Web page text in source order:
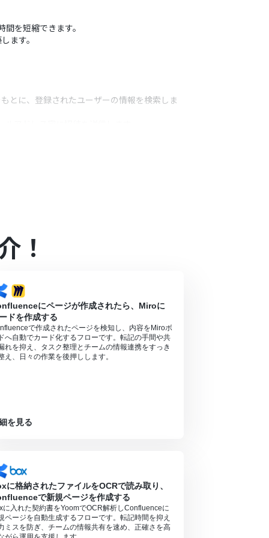
を短縮できます。
ます。
とに、登録されたユーザーの情報を検索しま
ミニプランの場合は設定しているフローボッ
には制限対象のアプリを使用することができ
！
にページが作成されたら、Miroに
ドを作成する
で作成されたページを検知し、内容をMiroボ
へ自動でカード化するフローです。転記の手間や共
れを抑え、タスク整理とチームの情報連携をすっき
え、日々の作業を後押しします。
を見る
に格納されたファイルをOCRで読み取り、
で新規ページを作成する
に入れた契約書をYoomでOCR解析しConfluenceに
ページを自動生成するフローです。転記時間を抑え
ミスを防ぎ、チームの情報共有を速め、正確さを高